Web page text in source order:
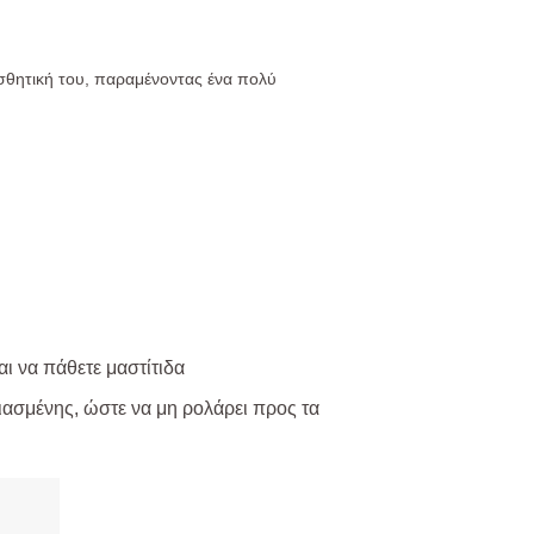
του, παραμένοντας ένα πολύ
να πάθετε μαστίτιδα
ώστε να μη ρολάρει προς τα